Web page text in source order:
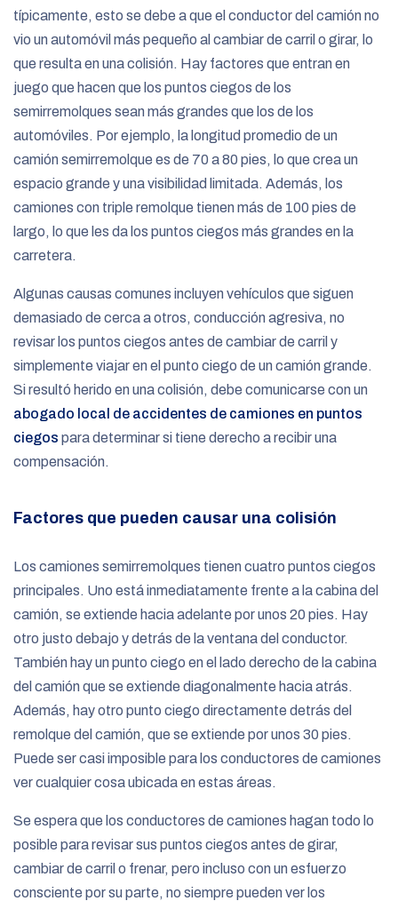
típicamente, esto se debe a que el conductor del camión no
vio un automóvil más pequeño al cambiar de carril o girar, lo
que resulta en una colisión. Hay factores que entran en
juego que hacen que los puntos ciegos de los
semirremolques sean más grandes que los de los
automóviles. Por ejemplo, la longitud promedio de un
camión semirremolque es de 70 a 80 pies, lo que crea un
espacio grande y una visibilidad limitada. Además, los
camiones con triple remolque tienen más de 100 pies de
largo, lo que les da los puntos ciegos más grandes en la
carretera.
Algunas causas comunes incluyen vehículos que siguen
demasiado de cerca a otros, conducción agresiva, no
revisar los puntos ciegos antes de cambiar de carril y
simplemente viajar en el punto ciego de un camión grande.
Si resultó herido en una colisión, debe comunicarse con un
abogado local de accidentes de camiones en puntos
ciegos para determinar si tiene derecho a recibir una
compensación.
Factores que pueden causar una colisión
Los camiones semirremolques tienen cuatro puntos ciegos
principales. Uno está inmediatamente frente a la cabina del
camión, se extiende hacia adelante por unos 20 pies. Hay
otro justo debajo y detrás de la ventana del conductor.
También hay un punto ciego en el lado derecho de la cabina
del camión que se extiende diagonalmente hacia atrás.
Además, hay otro punto ciego directamente detrás del
remolque del camión, que se extiende por unos 30 pies.
Puede ser casi imposible para los conductores de camiones
ver cualquier cosa ubicada en estas áreas.
Se espera que los conductores de camiones hagan todo lo
posible para revisar sus puntos ciegos antes de girar,
cambiar de carril o frenar, pero incluso con un esfuerzo
consciente por su parte, no siempre pueden ver los